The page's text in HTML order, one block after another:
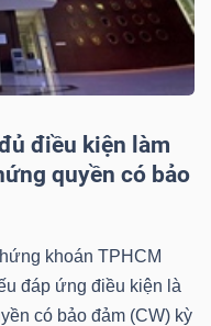
điều kiện làm
quyền có bảo
khoán TPHCM
đáp ứng điều kiện là
có bảo đảm (CW) kỳ
liên quan Cổ đông lớn